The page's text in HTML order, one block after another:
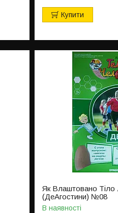
Купити
Як Влаштовано
(ДеАгостини) №08
В наявності